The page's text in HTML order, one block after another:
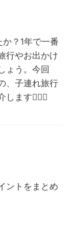
？1年で一番
行やお出かけ
ょう。今回
、子連れ旅行
ます💁🏻‍♀️
ントをまとめ